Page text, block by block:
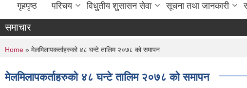
गृहपृष्ठ परिचय विधुतीय शुसासन सेवा सूचना तथा जानकारी
समाचार
You are here
Home » मेलमिलापकर्ताहरुको ४८ घन्टे तालिम २०७८ को समापन
मेलमिलापकर्ताहरुको ४८ घन्टे तालिम २०७८ को समापन